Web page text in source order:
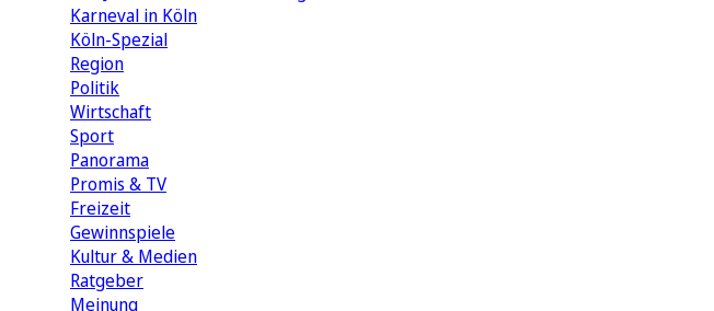
Karneval in Köln
Köln-Spezial
Region
Politik
Wirtschaft
Sport
Panorama
Promis & TV
Freizeit
Gewinnspiele
Kultur & Medien
Ratgeber
Meinung